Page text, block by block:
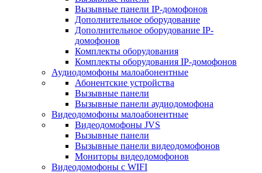
Вызывные панели IP-домофонов
Дополнительное оборудование
Дополнительное оборудование IP-
домофонов
Комплекты оборудования
Комплекты оборудования IP-домофонов
Аудиодомофоны малоабонентные
Абонентские устройства
Вызывные панели
Вызывные панели аудиодомофона
Видеодомофоны малоабонентные
Видеодомофоны JVS
Вызывные панели
Вызывные панели видеодомофонов
Мониторы видеодомофонов
Видеодомофоны с WIFI